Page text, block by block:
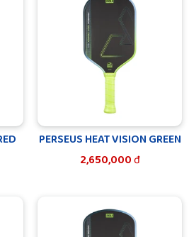
PERSEUS HEAT VISION GREEN
2,650,000đ